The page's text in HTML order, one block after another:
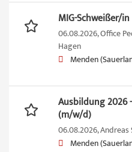
MIG-Schweißer/in
06.08.2026,Office
Hagen
Menden
Ausbildung 2026
(m/w/d)
06.08.2026,Andreas
Menden